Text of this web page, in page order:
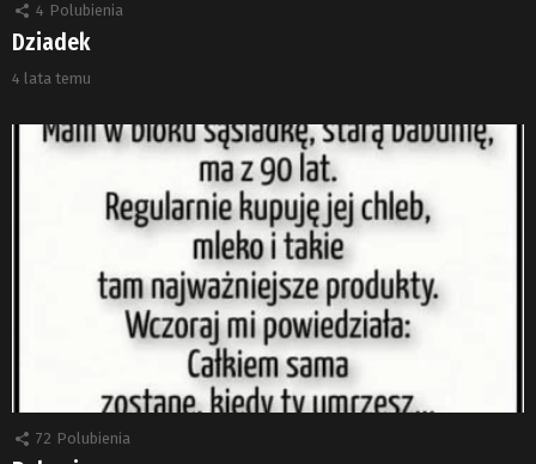
4 Polubienia
Dziadek
4 lata temu
72 Polubienia